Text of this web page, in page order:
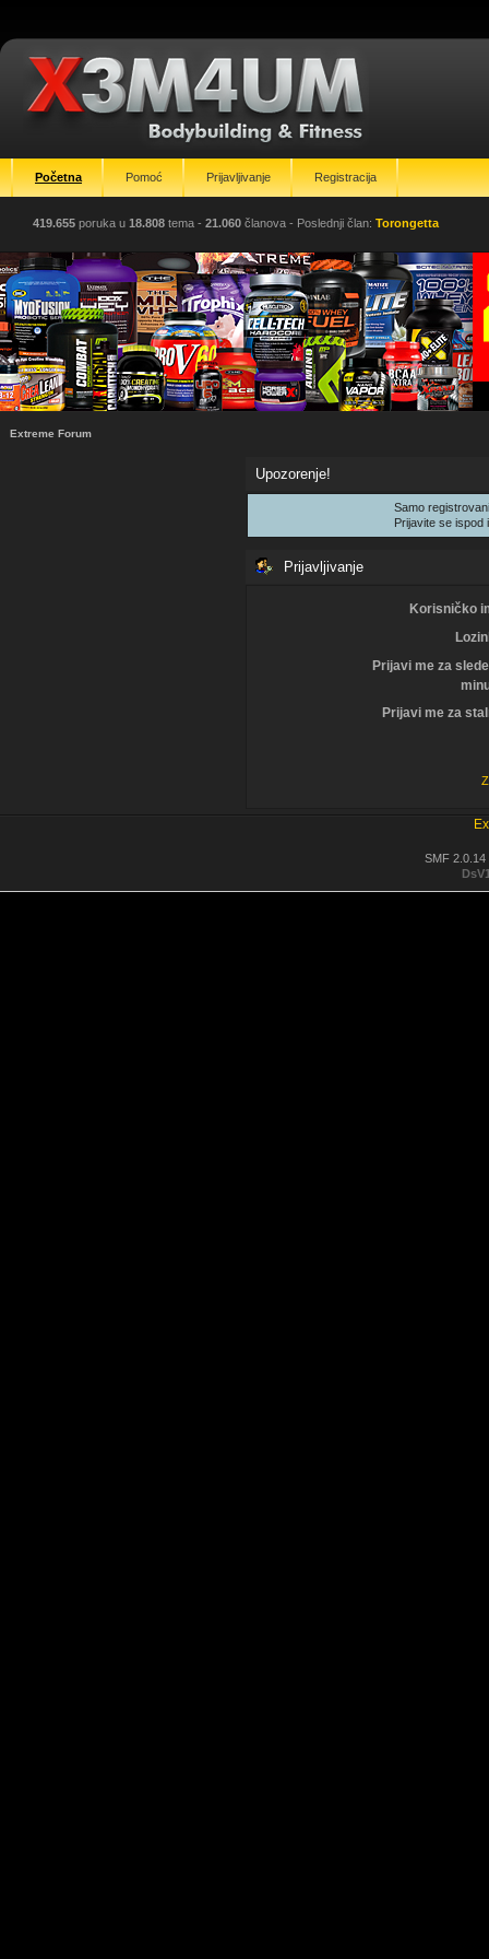
Početna Pomoć Prijavljivanje Registracija
419.655 poruka u 18.808 tema - 21.060 članova - Poslednji član: Torongetta
Extreme Forum
Upozorenje!
Samo
Prijavite se ispod
Prijavljivanje
Korisničko
Prijavi me za
Prijavi me za
SMF 2.0.14